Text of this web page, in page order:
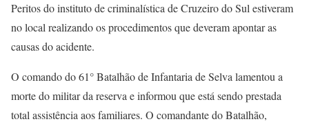
Peritos do instituto de criminalística de Cruzeiro do Sul estiveram
no local realizando os procedimentos que deveram apontar as
causas do acidente.
O comando do 61° Batalhão de Infantaria de Selva lamentou a
morte do militar da reserva e informou que está sendo prestada
total assistência aos familiares. O comandante do Batalhão,